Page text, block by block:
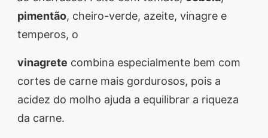
pimentão, cheiro-verde, azeite, vinagre e
temperos, o
vinagrete combina especialmente bem com
cortes de carne mais gordurosos, pois a
acidez do molho ajuda a equilibrar a riqueza
da carne.